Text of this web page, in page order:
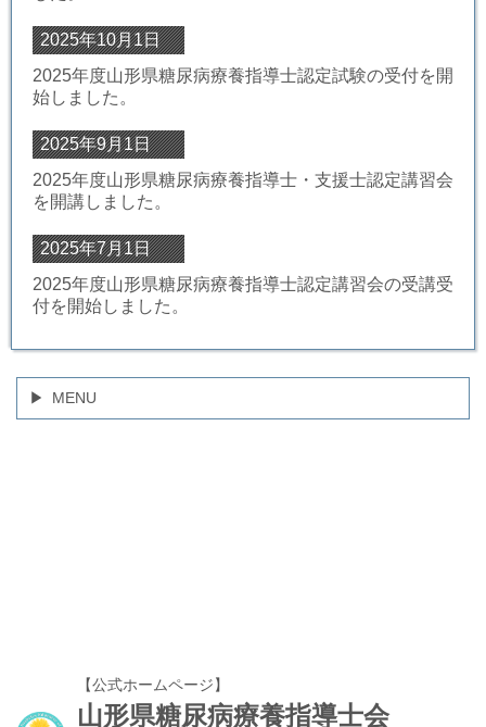
2025年10月1日
2025年度山形県糖尿病療養指導士認定試験の受付を開
始しました。
2025年9月1日
2025年度山形県糖尿病療養指導士・支援士認定講習会
を開講しました。
2025年7月1日
2025年度山形県糖尿病療養指導士認定講習会の受講受
付を開始しました。
MENU
【公式ホームページ】
山形県糖尿病療養指導士会